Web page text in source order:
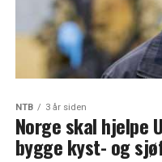
NTB 3 år siden
Norge skal hjelpe
bygge kyst- og